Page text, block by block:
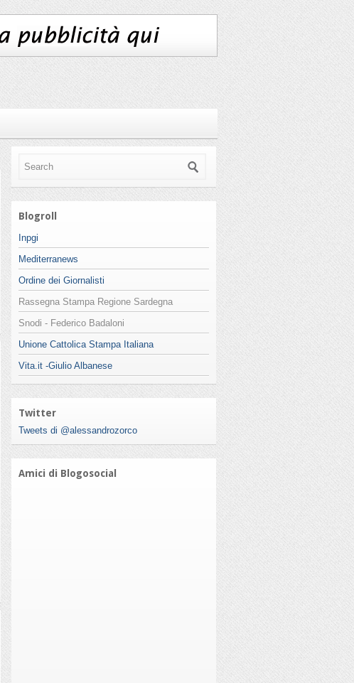
Blogroll
Inpgi
Mediterranews
Ordine dei Giornalisti
Rassegna Stampa Regione Sardegna
Snodi - Federico Badaloni
Unione Cattolica Stampa Italiana
Vita.it -Giulio Albanese
Twitter
Tweets di @alessandrozorco
Amici di Blogosocial